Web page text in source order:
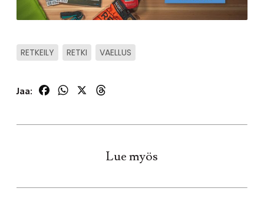
RETKEILY RETKI VAELLUS
Jaa: FacebookWhatsApp
Lue myös